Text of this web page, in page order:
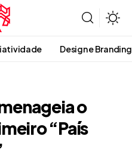
Design e Branding
o
“País